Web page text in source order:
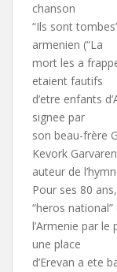
chanson
“Ils sont
armenien (“La
mort les a
etaient fautifs
d’etre enfants
signee par
son beau-frère
Kevork
auteur de
Pour ses 80
“heros national”
l’Armenie par
une place
d’Erevan a ete